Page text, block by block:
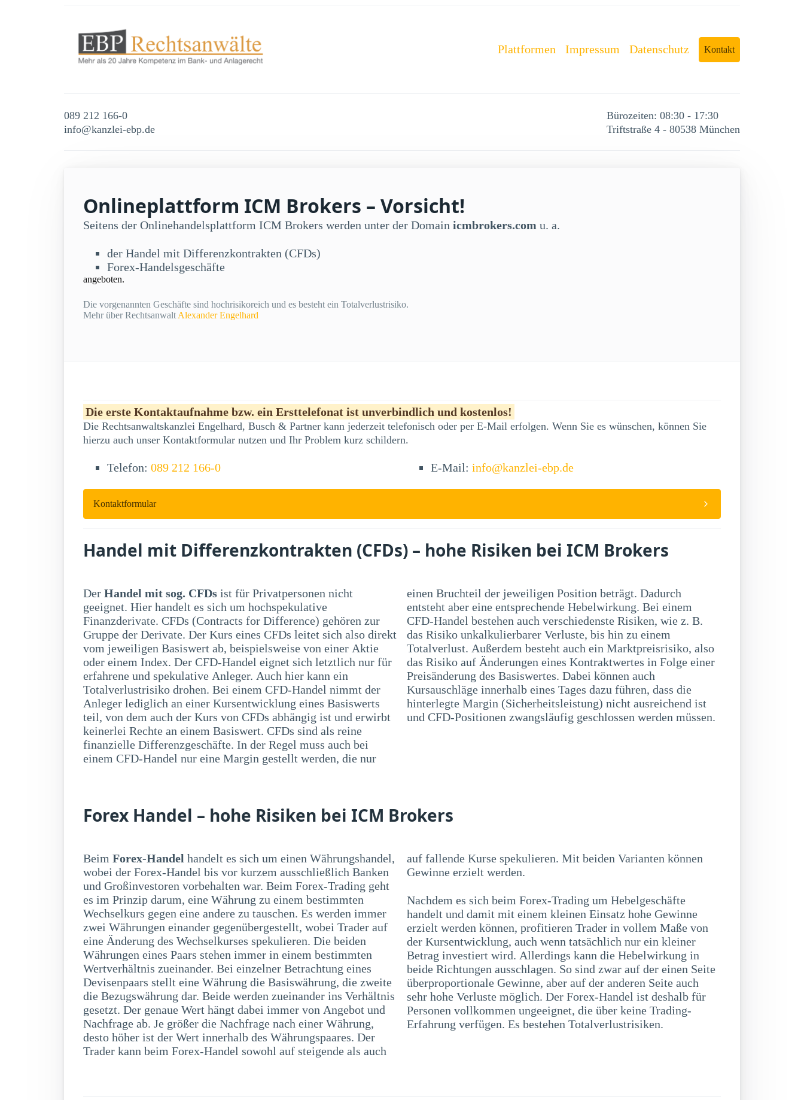
Plattformen Impressum Datenschutz Kontakt
089 212 166-0
info@kanzlei-ebp.de
Bürozeiten: 08:30 - 17:30
Triftstraße 4 - 80538 München
Onlineplattform ICM Brokers – Vorsicht!
Seitens der Onlinehandelsplattform ICM Brokers werden unter der Domain icmbrokers.com u. a.
der Handel mit Differenzkontrakten (CFDs)
Forex-Handelsgeschäfte
angeboten.
Die vorgenannten Geschäfte sind hochrisikoreich und es besteht ein Totalverlustrisiko.
Mehr über Rechtsanwalt Alexander Engelhard
Die erste Kontaktaufnahme bzw. ein Ersttelefonat ist unverbindlich und kostenlos!
Die Rechtsanwaltskanzlei Engelhard, Busch & Partner kann jederzeit telefonisch oder per E-Mail erfolgen. Wenn Sie es wünschen, können Sie
hierzu auch unser Kontaktformular nutzen und Ihr Problem kurz schildern.
Telefon: 089 212 166-0 E-Mail: info@kanzlei-ebp.de
Kontaktformular
Handel mit Differenzkontrakten (CFDs) – hohe Risiken bei ICM Brokers
Der Handel mit sog. CFDs ist für Privatpersonen nicht
geeignet. Hier handelt es sich um hochspekulative
Finanzderivate. CFDs (Contracts for Difference) gehören zur
Gruppe der Derivate. Der Kurs eines CFDs leitet sich also direkt
vom jeweiligen Basiswert ab, beispielsweise von einer Aktie
oder einem Index. Der CFD-Handel eignet sich letztlich nur für
erfahrene und spekulative Anleger. Auch hier kann ein
Totalverlustrisiko drohen. Bei einem CFD-Handel nimmt der
Anleger lediglich an einer Kursentwicklung eines Basiswerts
teil, von dem auch der Kurs von CFDs abhängig ist und erwirbt
keinerlei Rechte an einem Basiswert. CFDs sind als reine
finanzielle Differenzgeschäfte. In der Regel muss auch bei
einem CFD-Handel nur eine Margin gestellt werden, die nur
einen Bruchteil der jeweiligen Position beträgt. Dadurch
entsteht aber eine entsprechende Hebelwirkung. Bei einem
CFD-Handel bestehen auch verschiedenste Risiken, wie z. B.
das Risiko unkalkulierbarer Verluste, bis hin zu einem
Totalverlust. Außerdem besteht auch ein Marktpreisrisiko, also
das Risiko auf Änderungen eines Kontraktwertes in Folge einer
Preisänderung des Basiswertes. Dabei können auch
Kursauschläge innerhalb eines Tages dazu führen, dass die
hinterlegte Margin (Sicherheitsleistung) nicht ausreichend ist
und CFD-Positionen zwangsläufig geschlossen werden müssen.
Forex Handel – hohe Risiken bei ICM Brokers
Beim Forex-Handel handelt es sich um einen Währungshandel,
wobei der Forex-Handel bis vor kurzem ausschließlich Banken
und Großinvestoren vorbehalten war. Beim Forex-Trading geht
es im Prinzip darum, eine Währung zu einem bestimmten
Wechselkurs gegen eine andere zu tauschen. Es werden immer
zwei Währungen einander gegenübergestellt, wobei Trader auf
eine Änderung des Wechselkurses spekulieren. Die beiden
Währungen eines Paars stehen immer in einem bestimmten
Wertverhältnis zueinander. Bei einzelner Betrachtung eines
Devisenpaars stellt eine Währung die Basiswährung, die zweite
die Bezugswährung dar. Beide werden zueinander ins Verhältnis
gesetzt. Der genaue Wert hängt dabei immer von Angebot und
Nachfrage ab. Je größer die Nachfrage nach einer Währung,
desto höher ist der Wert innerhalb des Währungspaares. Der
Trader kann beim Forex-Handel sowohl auf steigende als auch
auf fallende Kurse spekulieren. Mit beiden Varianten können
Gewinne erzielt werden.
Nachdem es sich beim Forex-Trading um Hebelgeschäfte
handelt und damit mit einem kleinen Einsatz hohe Gewinne
erzielt werden können, profitieren Trader in vollem Maße von
der Kursentwicklung, auch wenn tatsächlich nur ein kleiner
Betrag investiert wird. Allerdings kann die Hebelwirkung in
beide Richtungen ausschlagen. So sind zwar auf der einen Seite
überproportionale Gewinne, aber auf der anderen Seite auch
sehr hohe Verluste möglich. Der Forex-Handel ist deshalb für
Personen vollkommen ungeeignet, die über keine Trading-
Erfahrung verfügen. Es bestehen Totalverlustrisiken.